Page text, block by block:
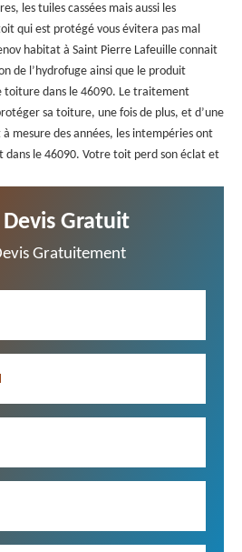
les tuiles cassées mais aussi les
qui est protégé vous évitera pas mal
habitat à Saint Pierre Lafeuille connait
de l’hydrofuge ainsi que le produit
toiture dans le 46090. Le traitement
sa toiture, une fois de plus, et d’une
mesure des années, les intempéries ont
le 46090. Votre toit perd son éclat et
Gratuit
Gratuitement